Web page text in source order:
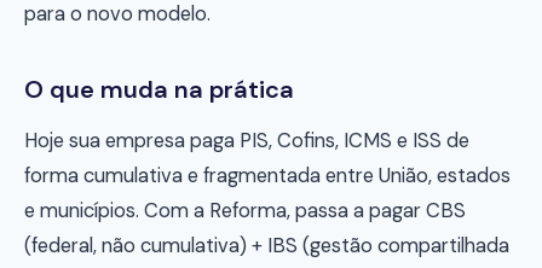
para o novo modelo.
O que muda na prática
Hoje sua empresa paga PIS, Cofins, ICMS e ISS de
forma cumulativa e fragmentada entre União, estados
e municípios. Com a Reforma, passa a pagar CBS
(federal, não cumulativa) + IBS (gestão compartilhada